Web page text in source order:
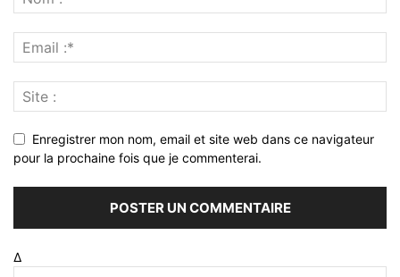
Enregistrer mon nom, email et site web dans ce navigateur
pour la prochaine fois que je commenterai.
Δ